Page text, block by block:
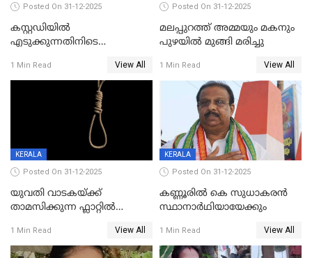
Posted On 31-12-2025
കസ്റ്റഡിയിൽ
എടുക്കുന്നതിനിടെ
വധശ്രമക്കേസ് പ്രതി പിടിയിൽ
1 Min Read View All
Posted On 31-12-2025
മലപ്പുറത്ത് അമ്മയും മകനും
പുഴയിൽ മുങ്ങി മരിച്ചു
1 Min Read View All
KERALA
Posted On 31-12-2025
യുവതി വാടകയ്ക്ക്
താമസിക്കുന്ന ഫ്ലാറ്റില്‍
സംഭവം കൈതപ്പൊയിലില്‍
1 Min Read View All
KERALA
Posted On 31-12-2025
കണ്ണൂരിൽ കെ സുധാകരൻ
സ്ഥാനാർഥിയായേക്കും
1 Min Read View All